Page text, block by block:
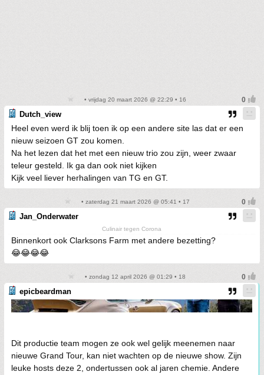
• vrijdag 20 maart 2026 @ 22:29 • 16
Dutch_view
Heel even werd ik blij toen ik op een andere site las dat er een
nieuw seizoen GT zou komen.
Na het lezen dat het met een nieuw trio zou zijn, weer zwaar
teleur gesteld. Ik ga dan ook niet kijken
Kijk veel liever herhalingen van TG en GT.
• zaterdag 21 maart 2026 @ 05:41 • 17
Jan_Onderwater
Culinair tegen Corona
Binnenkort ook Clarksons Farm met andere bezetting?
😂😂😂😂
• zondag 12 april 2026 @ 01:29 • 18
epicbeardman
Dit productie team mogen ze ook wel gelijk meenemen naar
nieuwe Grand Tour, kan niet wachten op de nieuwe show. Zijn
leuke hosts deze 2, ondertussen ook al jaren chemie. Andere